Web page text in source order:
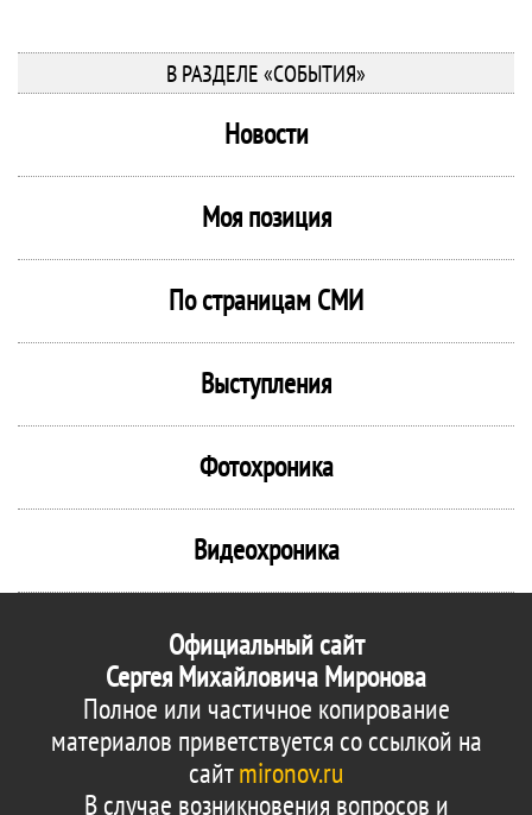
В РАЗДЕЛЕ «СОБЫТИЯ»
Новости
Моя позиция
По страницам СМИ
Выступления
Фотохроника
Видеохроника
Официальный сайт
Сергея Михайловича Миронова
Полное или частичное копирование
материалов приветствуется со ссылкой на
сайтmironov.ru
В случае возникновения вопросов и